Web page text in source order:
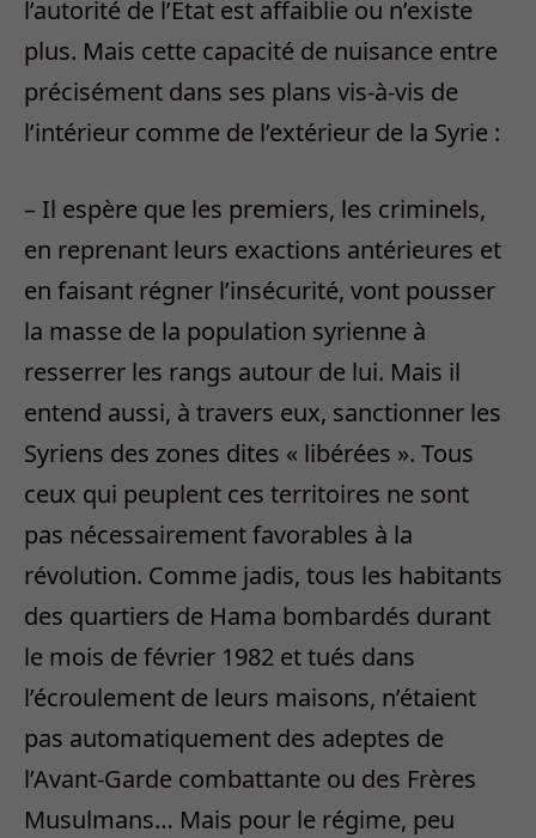
l’autorité de l’Etat est affaiblie ou n’existe
plus. Mais cette capacité de nuisance entre
précisément dans ses plans vis-à-vis de
l’intérieur comme de l’extérieur de la Syrie :
– Il espère que les premiers, les criminels,
en reprenant leurs exactions antérieures et
en faisant régner l’insécurité, vont pousser
la masse de la population syrienne à
resserrer les rangs autour de lui. Mais il
entend aussi, à travers eux, sanctionner les
Syriens des zones dites « libérées ». Tous
ceux qui peuplent ces territoires ne sont
pas nécessairement favorables à la
révolution. Comme jadis, tous les habitants
des quartiers de Hama bombardés durant
le mois de février 1982 et tués dans
l’écroulement de leurs maisons, n’étaient
pas automatiquement des adeptes de
l’Avant-Garde combattante ou des Frères
Musulmans… Mais pour le régime, peu